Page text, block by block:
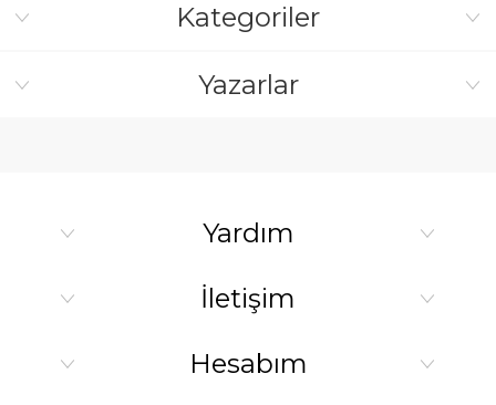
Kategoriler
Yazarlar
Yardım
İletişim
Hesabım